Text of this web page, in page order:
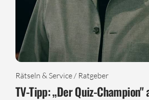
Rätseln & Service / Ratgeber
TV-Tipp: „Der Quiz-Champion"